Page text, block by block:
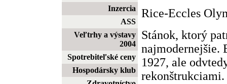
Inzercia
ASS
Veľtrhy a výstavy
2004
Spotrebiteľské ceny
Hospodársky klub
Rice-Eccles
Stánok, ktorý
najmodernejšie.
1927, ale